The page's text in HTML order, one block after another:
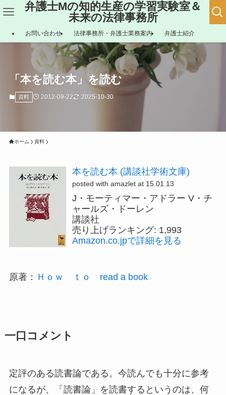
弁護士Mの知的生産の学習実験室＆
未来の法律事務所
お問い合わせ 法律事務所・弁護士業務案内 弁護士紹介
「本を読む本」を読む
資料 2012-09-22 2025-10-30
ホーム 資料
本を読む本 (講談社学術文庫)
posted with amazlet at 15.01.13
J・モーティマー・アドラー V・チ
ャールズ・ドーレン
講談社
売り上げランキング: 1,993
Amazon.co.jpで詳細を見る
原著： Ｈｏｗ ｔｏ read a book
一口コメント
定評のある読書論である。今読んでも十分に参考
になるが、「読書論」を読書するというのは、何